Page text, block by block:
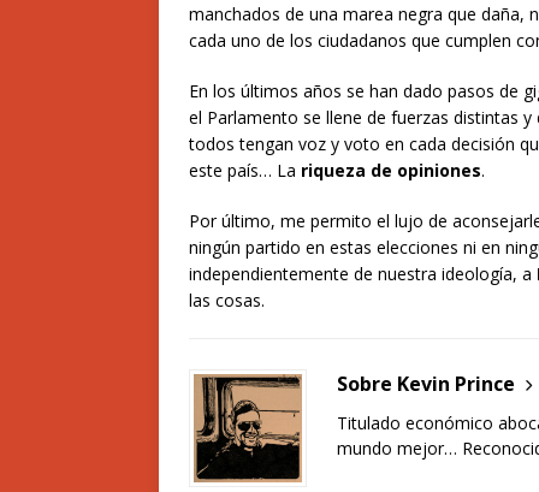
manchados de una marea negra que daña,
cada uno de los ciudadanos que cumplen
En los últimos años se han dado pasos de
el Parlamento se llene de fuerzas distintas
todos tengan voz y voto en cada decisión
este país… La riqueza de opiniones.
Por último, me permito el lujo de
ningún partido en estas elecciones ni en
independientemente de nuestra ideología, a
las cosas.
Sobre Kevin Prince
Titulado económico
mundo mejor…